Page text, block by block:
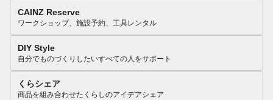
CAINZ Reserve
ワークショップ、施設予約、工具レンタル
DIY Style
自分でものづくりしたいすべての人をサポート
くらシェア
商品を組み合わせたくらしのアイデアシェア